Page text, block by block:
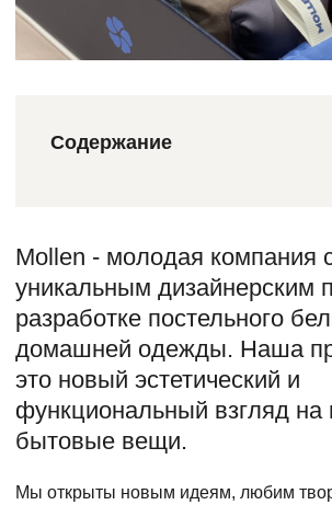
Содержание
Mollen - молодая компания
уникальным дизайнерским
разработке постельного
домашней одежды. Наша
это новый эстетический и
функциональный взгляд
бытовые вещи.
Мы открыты новым идеям, любим